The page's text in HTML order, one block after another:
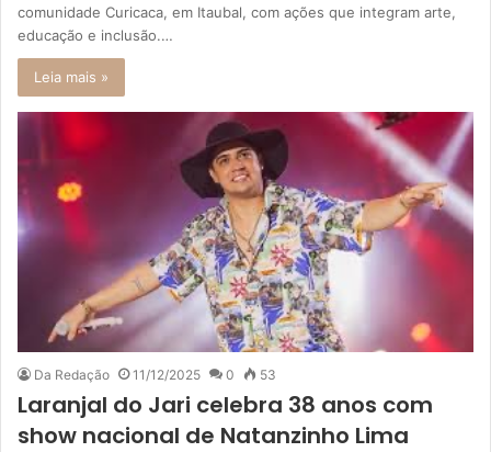
comunidade Curicaca, em Itaubal, com ações que integram arte,
educação e inclusão.…
Leia mais »
Da Redação 11/12/2025 0 53
Laranjal do Jari celebra 38 anos com
show nacional de Natanzinho Lima